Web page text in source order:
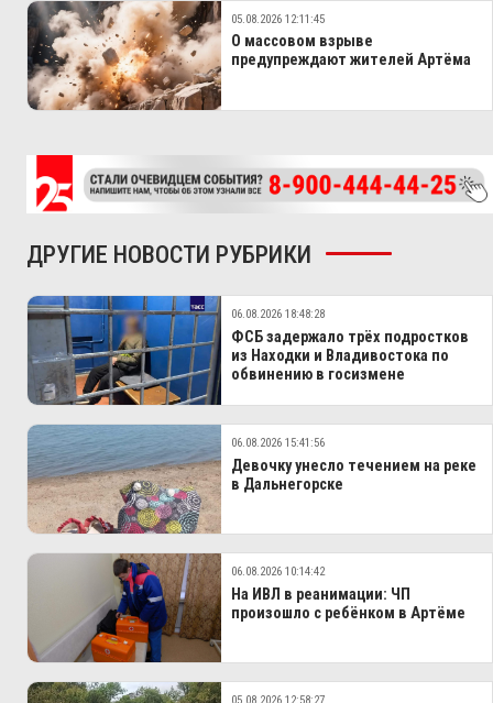
05.08.2026 12:11:45
О массовом взрыве
предупреждают жителей Артёма
ДРУГИЕ НОВОСТИ РУБРИКИ
06.08.2026 18:48:28
ФСБ задержало трёх подростков
из Находки и Владивостока по
обвинению в госизмене
06.08.2026 15:41:56
Девочку унесло течением на реке
в Дальнегорске
06.08.2026 10:14:42
На ИВЛ в реанимации: ЧП
произошло с ребёнком в Артёме